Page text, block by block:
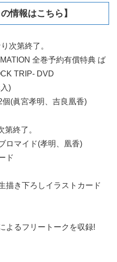
情報はこちら】
次第終了。
全巻予約有償特典 ば
TRIP- DVD
)
(眞宮孝明、吉良凰香)
終了。
ロマイド(孝明、凰香)
ド
描き下ろしイラストカード
よるフリートークを収録!